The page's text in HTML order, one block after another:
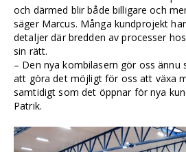
och därmed blir både billigare och
säger Marcus. Många kundprojekt
detaljer där bredden av processer
sin rätt.
– Den nya kombilasern gör oss
att göra det möjligt för oss att växa
samtidigt som det öppnar för nya
Patrik.